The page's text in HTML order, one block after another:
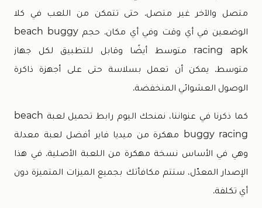
متصل والآخر غير متصل. حتى تتمكن من اللعب في كلا
الوضعين في أي وقت وفي أي مكان. حجم beach buggy
racing apk متوسط ​​أيضًا وقابل للتطبيق لكل جهاز
متوسط. يمكن أن تعمل بسلاسة حتى على أجهزة ذاكرة
الوصول العشوائي المنخفضة.
كما ذكرنا في عنواننا، نمنحك اليوم رابط تحميل لعبة beach
buggy racing مهكرة من ميديا فاير أفضل لعبة معدلة
وهي في الأساس نسخة مهكرة من اللعبة الأصلية. في هذا
الإصدار المعدّل، ستتم مكافأتك بجميع الميزات المتميزة دون
أي تكلفة.